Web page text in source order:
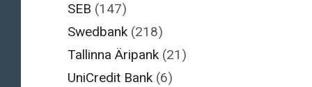
SEB (147)
Swedbank (218)
Tallinna Äripank (21)
UniCredit Bank (6)